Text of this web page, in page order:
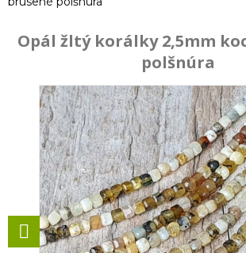
Opál žltý korálky 2,5mm
polšnúra